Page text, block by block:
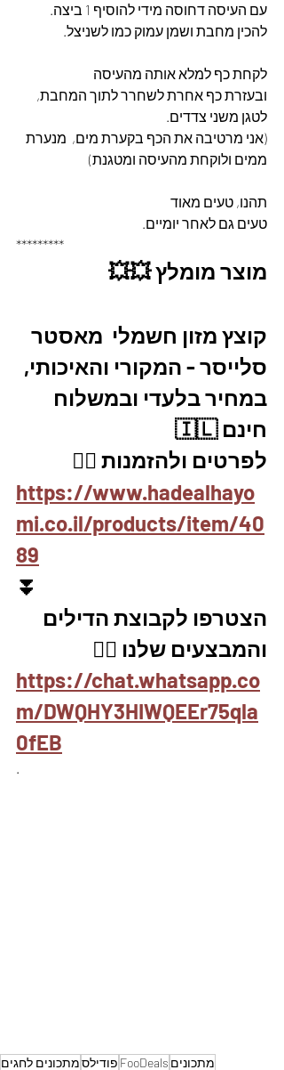
עם העיסה דחוסה מידי להוסיף 1 ביצה.
להכין מחבת ושמן עמוק כמו לשניצל.
לקחת כף למלא אותה מהעיסה
ובעזרת כף אחרת לשחרר לתוך המחבת,
לטגן משני צדדים.
(אני מרטיבה את הכף בקערת מים,  מנערת
ממים ולוקחת מהעיסה ומטגנת)
תהנו, טעים מאוד
טעים גם לאחר יומיים.
*********
מוצר מומלץ 💥💥
קוצץ מזון חשמלי  מאסטר
סלייסר - המקורי והאיכותי,
במחיר בלעדי ובמשלוח
חינם 🇮🇱
לפרטים ולהזמנות 👇🏼
https://www.hadealhayo
mi.co.il/products/item/40
89
⏬
הצטרפו לקבוצת הדילים
והמבצעים שלנו 👇🏽
https://chat.whatsapp.co
m/DWQHY3HIWQEEr75qla
0fEB
.
מתכונים FooDeals פודילסמתכונים לחגים